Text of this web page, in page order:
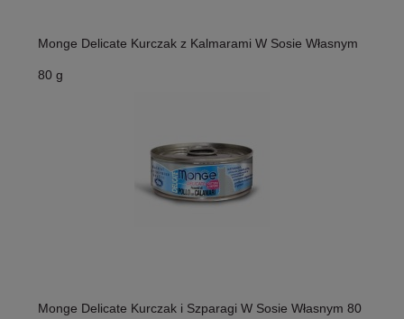
Monge Delicate Kurczak z Kalmarami W Sosie Własnym
80 g
Monge Delicate Kurczak i Szparagi W Sosie Własnym 80